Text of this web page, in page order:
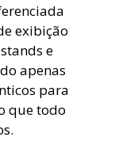
exibição
e
apenas
para
que todo